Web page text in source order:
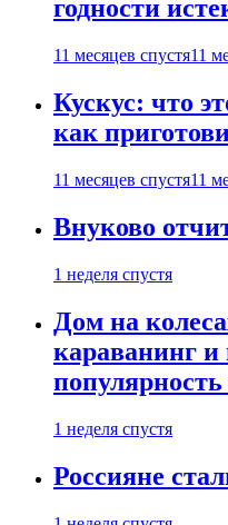
годности
11 месяцев спустя11
Кускус: что
как
11 месяцев спустя11
Внуково
1 неделя спустя
Дом на
караванинг и
1 неделя спустя
Россияне